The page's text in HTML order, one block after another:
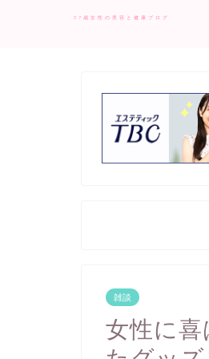
37歳女性の美容と健康ブログ
雑談
女性に